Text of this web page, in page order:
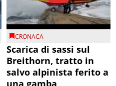
CRONACA
Scarica di sassi sul
Breithorn, tratto in
salvo alpinista ferito a